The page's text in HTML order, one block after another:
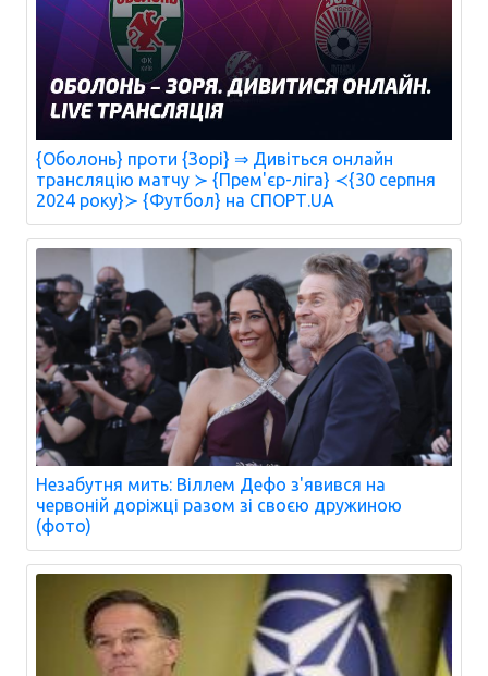
{Оболонь} проти {Зорі} ⇒ Дивіться онлайн
трансляцію матчу ≻ {Прем'єр-ліга} ≺{30 серпня
2024 року}≻ {Футбол} на СПОРТ.UA
Незабутня мить: Віллем Дефо з'явився на
червоній доріжці разом зі своєю дружиною
(фото)